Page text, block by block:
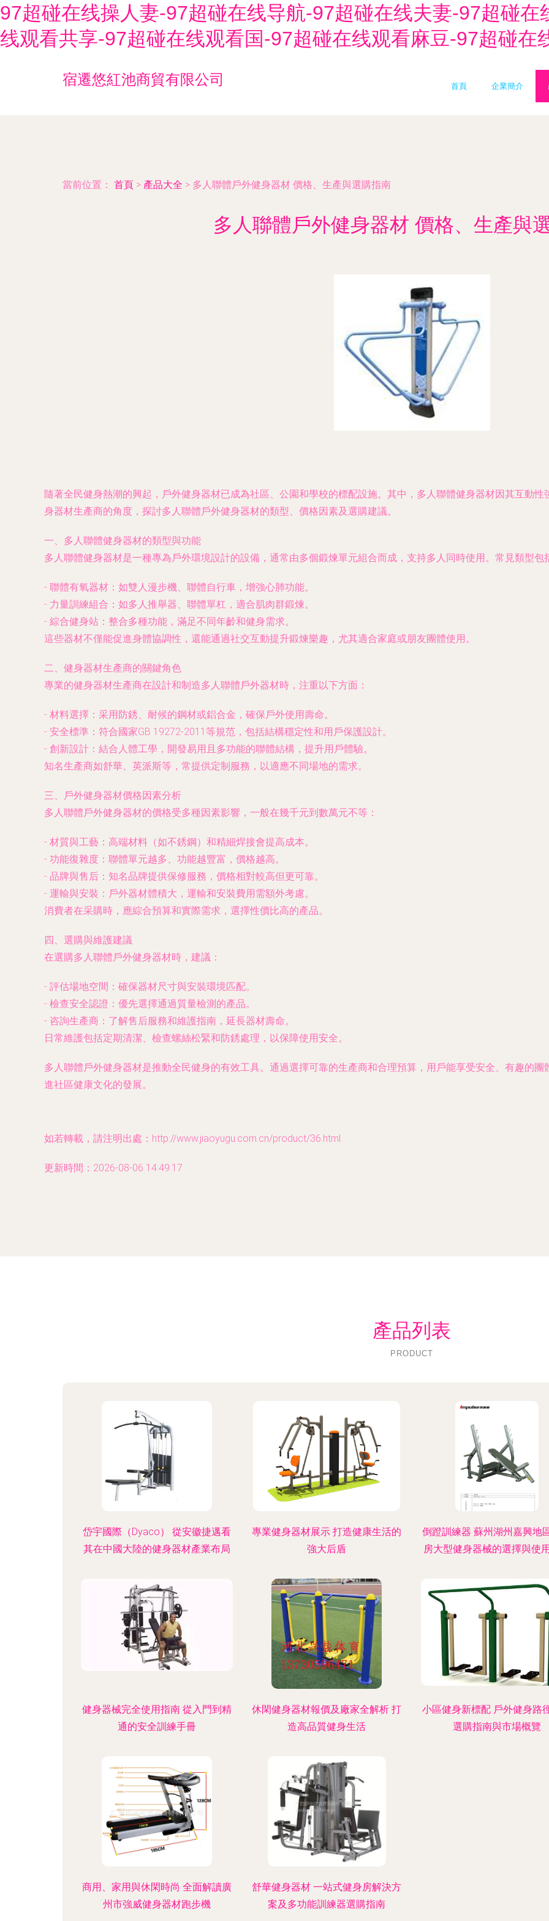
97超碰在线操人妻-97超碰在线导航-97超碰在线夫妻-97超碰
线观看共享-97超碰在线观看国-97超碰在线观看麻豆-97超碰在
宿遷悠紅池商貿有限公司 首頁 企業簡介
當前位置： 首頁 > 產品大全 > 多人聯體戶外健身器材 價格、生產與選購指南
多人聯體戶外健身器材 價格、生產與
隨著全民健身熱潮的興起，戶外健身器材已成為社區、公園和學校的標配設施。其中，多人聯體健身器材因其互動
身器材生產商的角度，探討多人聯體戶外健身器材的類型、價格因素及選購建議。
一、多人聯體健身器材的類型與功能
多人聯體健身器材是一種專為戶外環境設計的設備，通常由多個鍛煉單元組合而成，支持多人同時使用。常見類型包
- 聯體有氧器材：如雙人漫步機、聯體自行車，增強心肺功能。
- 力量訓練組合：如多人推舉器、聯體單杠，適合肌肉群鍛煉。
- 綜合健身站：整合多種功能，滿足不同年齡和健身需求。
這些器材不僅能促進身體協調性，還能通過社交互動提升鍛煉樂趣，尤其適合家庭或朋友團體使用。
二、健身器材生產商的關鍵角色
專業的健身器材生產商在設計和制造多人聯體戶外器材時，注重以下方面：
- 材料選擇：采用防銹、耐候的鋼材或鋁合金，確保戶外使用壽命。
- 安全標準：符合國家GB 19272-2011等規范，包括結構穩定性和用戶保護設計。
- 創新設計：結合人體工學，開發易用且多功能的聯體結構，提升用戶體驗。
知名生產商如舒華、英派斯等，常提供定制服務，以適應不同場地的需求。
三、戶外健身器材價格因素分析
多人聯體戶外健身器材的價格受多種因素影響，一般在幾千元到數萬元不等：
- 材質與工藝：高端材料（如不銹鋼）和精細焊接會提高成本。
- 功能復雜度：聯體單元越多、功能越豐富，價格越高。
- 品牌與售后：知名品牌提供保修服務，價格相對較高但更可靠。
- 運輸與安裝：戶外器材體積大，運輸和安裝費用需額外考慮。
消費者在采購時，應綜合預算和實際需求，選擇性價比高的產品。
四、選購與維護建議
在選購多人聯體戶外健身器材時，建議：
- 評估場地空間：確保器材尺寸與安裝環境匹配。
- 檢查安全認證：優先選擇通過質量檢測的產品。
- 咨詢生產商：了解售后服務和維護指南，延長器材壽命。
日常維護包括定期清潔、檢查螺絲松緊和防銹處理，以保障使用安全。
多人聯體戶外健身器材是推動全民健身的有效工具。通過選擇可靠的生產商和合理預算，用戶能享受安全、有趣的
進社區健康文化的發展。
如若轉載，請注明出處：http://www.jiaoyugu.com.cn/product/36.html
更新時間：2026-08-06 14:49:17
產品列表
PRODUCT
岱宇國際（Dyaco） 從安徽捷邁看
其在中國大陸的健身器材產業布局
專業健身器材展示 打造健康生活的
強大后盾
倒蹬訓練器 蘇州湖州嘉興地
房大型健身器械的選擇與使
健身器械完全使用指南 從入門到精
通的安全訓練手冊
休閑健身器材報價及廠家全解析 打
造高品質健身生活
小區健身新標配 戶外健身路
選購指南與市場概覽
商用、家用與休閑時尚 全面解讀廣
州市強威健身器材跑步機
舒華健身器材 一站式健身房解決方
案及多功能訓練器選購指南